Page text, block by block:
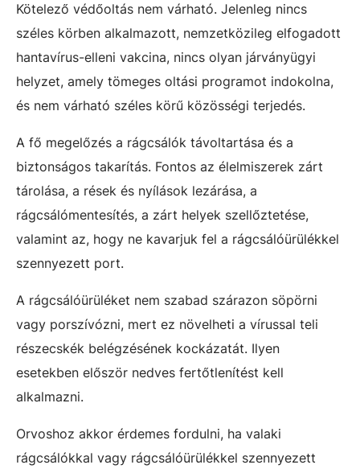
Kötelező védőoltás nem várható. Jelenleg nincs
széles körben alkalmazott, nemzetközileg elfogadott
hantavírus-elleni vakcina, nincs olyan járványügyi
helyzet, amely tömeges oltási programot indokolna,
és nem várható széles körű közösségi terjedés.
A fő megelőzés a rágcsálók távoltartása és a
biztonságos takarítás. Fontos az élelmiszerek zárt
tárolása, a rések és nyílások lezárása, a
rágcsálómentesítés, a zárt helyek szellőztetése,
valamint az, hogy ne kavarjuk fel a rágcsálóürülékkel
szennyezett port.
A rágcsálóürüléket nem szabad szárazon söpörni
vagy porszívózni, mert ez növelheti a vírussal teli
részecskék belégzésének kockázatát. Ilyen
esetekben először nedves fertőtlenítést kell
alkalmazni.
Orvoshoz akkor érdemes fordulni, ha valaki
rágcsálókkal vagy rágcsálóürülékkel szennyezett